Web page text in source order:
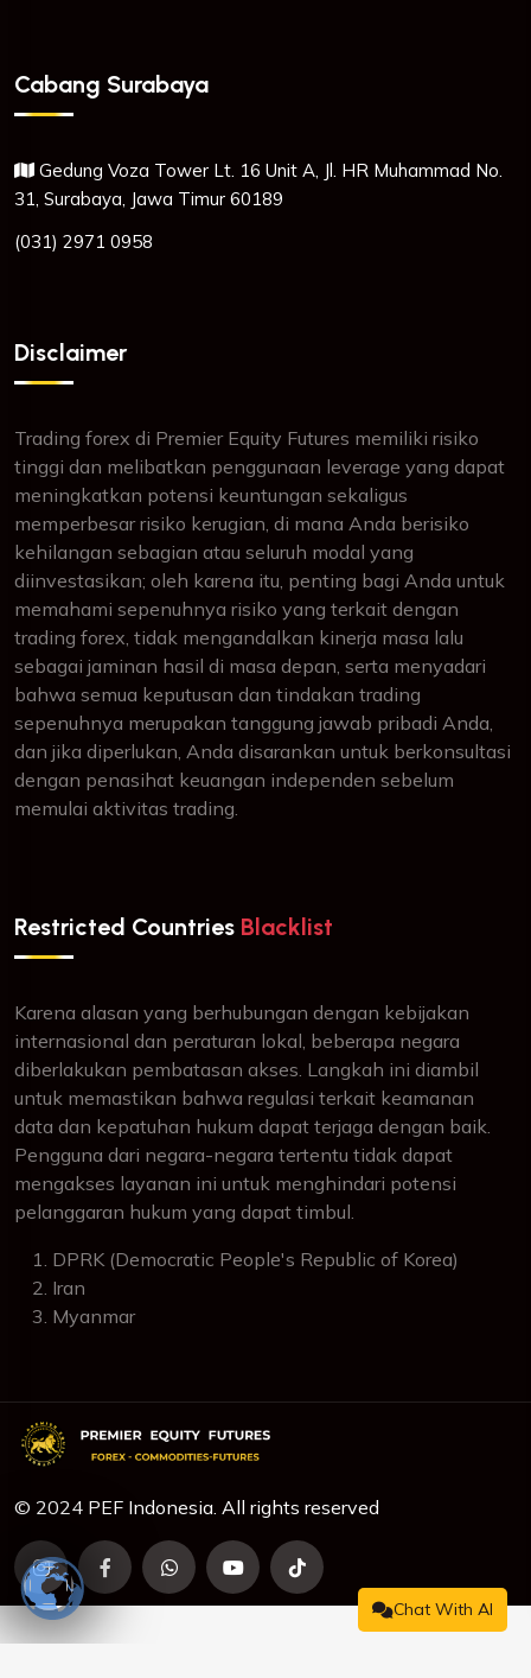
Chat With AI
Cabang Surabaya
Gedung Voza Tower Lt. 16 Unit A, Jl. HR Muhammad No.
31, Surabaya, Jawa Timur 60189
(031) 2971 0958
Disclaimer
Trading forex di Premier Equity Futures memiliki risiko
tinggi dan melibatkan penggunaan leverage yang dapat
meningkatkan potensi keuntungan sekaligus
memperbesar risiko kerugian, di mana Anda berisiko
kehilangan sebagian atau seluruh modal yang
diinvestasikan; oleh karena itu, penting bagi Anda untuk
memahami sepenuhnya risiko yang terkait dengan
trading forex, tidak mengandalkan kinerja masa lalu
sebagai jaminan hasil di masa depan, serta menyadari
bahwa semua keputusan dan tindakan trading
sepenuhnya merupakan tanggung jawab pribadi Anda,
dan jika diperlukan, Anda disarankan untuk berkonsultasi
dengan penasihat keuangan independen sebelum
memulai aktivitas trading.
Restricted Countries Blacklist
Karena alasan yang berhubungan dengan kebijakan
internasional dan peraturan lokal, beberapa negara
diberlakukan pembatasan akses. Langkah ini diambil
untuk memastikan bahwa regulasi terkait keamanan
data dan kepatuhan hukum dapat terjaga dengan baik.
Pengguna dari negara-negara tertentu tidak dapat
mengakses layanan ini untuk menghindari potensi
pelanggaran hukum yang dapat timbul.
DPRK (Democratic People's Republic of Korea)
Iran
Myanmar
© 2024 PEF Indonesia. All rights reserved